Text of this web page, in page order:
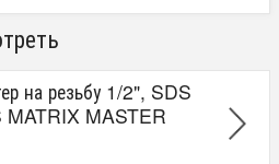
на резьбу 1/2", SDS
MATRIX MASTER